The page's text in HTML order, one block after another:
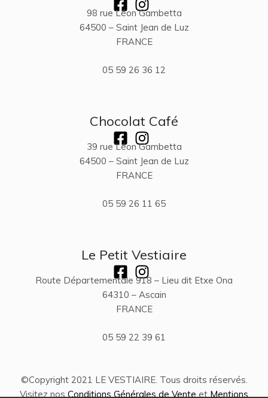
98 rue Léon Gambetta
64500 – Saint Jean de Luz
FRANCE
05 59 26 36 12
Chocolat Café
39 rue Léon Gambetta
64500 – Saint Jean de Luz
FRANCE
05 59 26 11 65
Le Petit Vestiaire
Route Départementale 918 – Lieu dit Etxe Ona
64310 – Ascain
FRANCE
05 59 22 39 61
©Copyright 2021 LE VESTIAIRE. Tous droits réservés.
Visitez nosConditions Générales de Vente etMentions